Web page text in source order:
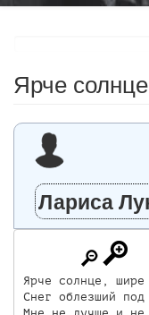
Ярче
Лариса
Ярче солнце, шире
Снег облезший под
Мне не лучше и не